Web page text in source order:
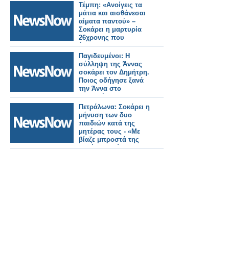
Τέμπη: «Ανοίγεις τα
μάτια και αισθάνεσαι
αίματα παντού» –
Σοκάρει η μαρτυρία
26χρονης που
έπεζησε
Παγιδευμένοι: Η
σύλληψη της Άννας
σοκάρει τον Δημήτρη.
Ποιος οδήγησε ξανά
την Άννα στο
κρατητήριο;
Πετράλωνα: Σοκάρει η
μήνυση των δυο
παιδιών κατά της
μητέρας τους - «Με
βίαζε μπροστά της
και έκανε πώς δεν